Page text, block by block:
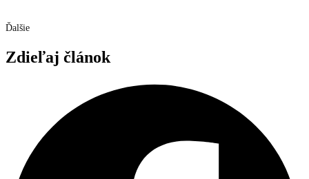
Ďalšie
Zdieľaj článok